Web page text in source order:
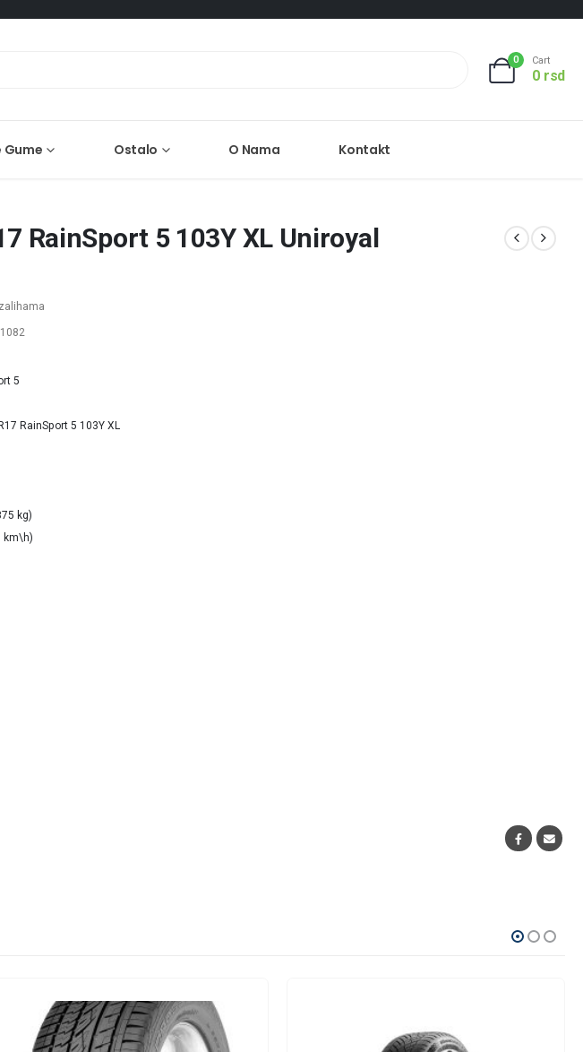
0 Cart
0 rsd
Gume Ostalo O Nama Kontakt
RainSport 5 103Y XL Uniroyal
5
RainSport 5 103Y XL
kg)
km\h)